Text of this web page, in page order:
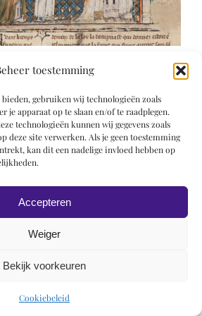
toestemming
gebruiken wij technologieën zoals
je apparaat op te slaan en/of te raadplegen.
technologieën kunnen wij gegevens zoals
deze site verwerken. Als je geen toestemming
kan dit een nadelige invloed hebben op
Accepteren
Weiger
Bekijk voorkeuren
Cookiebeleid
| Powered byROCK Design